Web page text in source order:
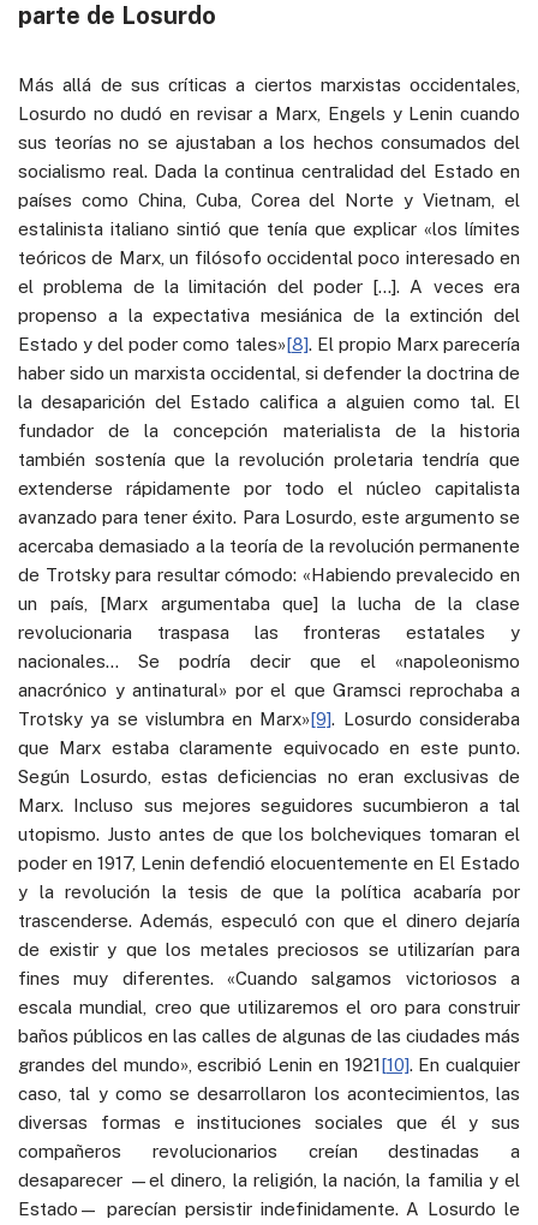
parte de Losurdo
Más allá de sus críticas a ciertos marxistas occidentales,
Losurdo no dudó en revisar a Marx, Engels y Lenin cuando
sus teorías no se ajustaban a los hechos consumados del
socialismo real. Dada la continua centralidad del Estado en
países como China, Cuba, Corea del Norte y Vietnam, el
estalinista italiano sintió que tenía que explicar «los límites
teóricos de Marx, un filósofo occidental poco interesado en
el problema de la limitación del poder […]. A veces era
propenso a la expectativa mesiánica de la extinción del
Estado y del poder como tales»[8]. El propio Marx parecería
haber sido un marxista occidental, si defender la doctrina de
la desaparición del Estado califica a alguien como tal. El
fundador de la concepción materialista de la historia
también sostenía que la revolución proletaria tendría que
extenderse rápidamente por todo el núcleo capitalista
avanzado para tener éxito. Para Losurdo, este argumento se
acercaba demasiado a la teoría de la revolución permanente
de Trotsky para resultar cómodo: «Habiendo prevalecido en
un país, [Marx argumentaba que] la lucha de la clase
revolucionaria traspasa las fronteras estatales y
nacionales… Se podría decir que el «napoleonismo
anacrónico y antinatural» por el que Gramsci reprochaba a
Trotsky ya se vislumbra en Marx»[9]. Losurdo consideraba
que Marx estaba claramente equivocado en este punto.
Según Losurdo, estas deficiencias no eran exclusivas de
Marx. Incluso sus mejores seguidores sucumbieron a tal
utopismo. Justo antes de que los bolcheviques tomaran el
poder en 1917, Lenin defendió elocuentemente en El Estado
y la revolución la tesis de que la política acabaría por
trascenderse. Además, especuló con que el dinero dejaría
de existir y que los metales preciosos se utilizarían para
fines muy diferentes. «Cuando salgamos victoriosos a
escala mundial, creo que utilizaremos el oro para construir
baños públicos en las calles de algunas de las ciudades más
grandes del mundo», escribió Lenin en 1921[10]. En cualquier
caso, tal y como se desarrollaron los acontecimientos, las
diversas formas e instituciones sociales que él y sus
compañeros revolucionarios creían destinadas a
desaparecer —el dinero, la religión, la nación, la familia y el
Estado— parecían persistir indefinidamente. A Losurdo le